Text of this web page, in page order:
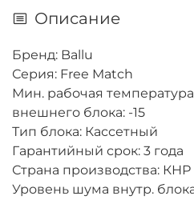
Описание
Бренд: Ballu
Серия: Free Match
Мин. рабочая температура
внешнего блока: -15
Тип блока: Кассетный
Гарантийный срок: 3 года
Страна производства: КНР
Уровень шума внутр.